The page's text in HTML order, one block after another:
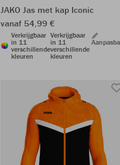
JAKO Jas met kap Iconic
vanaf 54,99 €
Verkrijgbaar
in 11
verschillende
kleuren
Verkrijgbaar
in 11
verschillende
kleuren